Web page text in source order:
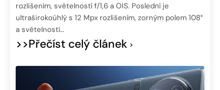
rozlišením, světelností f/1,6 a OIS. Poslední je
ultraširokoúhlý s 12 Mpx rozlišením, zorným polem 108°
a světelností…
>>Přečíst celý článek